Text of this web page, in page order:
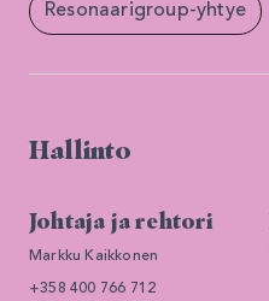
Resonaarigroup-yhtye
Hallinto
Johtaja ja rehtori
Markku Kaikkonen
+358 400 766 712